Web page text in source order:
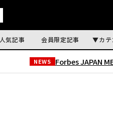
人気記事 会員限定記事 カテ
NEWS Forbes JAPAN